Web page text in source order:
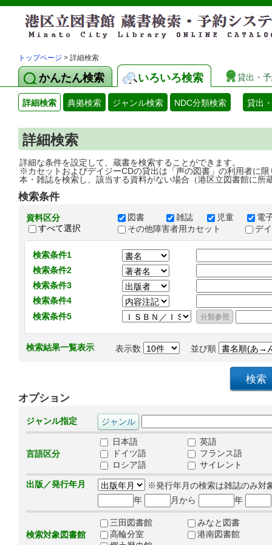
トップページ > 詳細検索
かんたん検索 いろいろ検索 貸出・
詳細検索 典拠検索 ジャンル検索 NDC分類検索 貸出
詳細検索
詳細な条件を設定して、蔵書を検索することができます。
※カセットおよびデイジーCDの貸出は「声の図書」の利用者に限
本・雑誌を検索し、該当する資料がない場合（港区立図書館に所
検索条件
資料区分
すべて選択
図書 雑誌 児童
電
その他障害者用カセット
デ
検索条件1
検索条件2
検索条件3
検索条件4
検索条件5
検索結果一覧表示 表示数 並び順
オプション
ジャンル指定
言語区分
日本語
英語
ドイツ語
フランス語
ロシア語
サイレント
出版／発行年月
※発行年月の検索は雑誌のみ対
年
月から 年
検索対象図書館
三田図書館
みなと図書
高輪分室
港南図書館